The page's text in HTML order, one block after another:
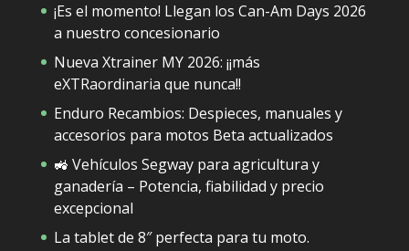
¡Es el momento! Llegan los Can-Am Days 2026
a nuestro concesionario
Nueva Xtrainer MY 2026: ¡¡más
eXTRaordinaria que nunca!!
Enduro Recambios: Despieces, manuales y
accesorios para motos Beta actualizados
🚜 Vehículos Segway para agricultura y
ganadería – Potencia, fiabilidad y precio
excepcional
La tablet de 8″ perfecta para tu moto.